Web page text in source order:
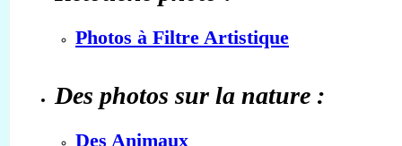
Photos à Filtre Artistique
Des photos sur la nature :
Des Animaux